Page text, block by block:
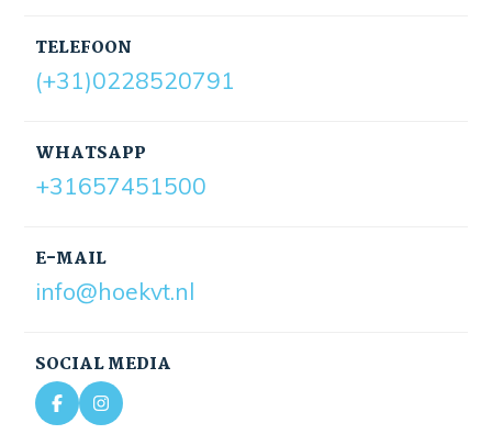
TELEFOON
(+31)0228520791
E-MAIL
info@hoekvt.nl
WHATSAPP
+31657451500
SOCIAL MEDIA